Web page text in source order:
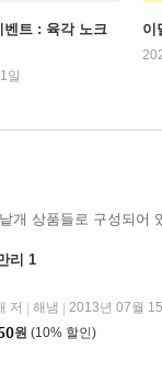
벤트 : 육각 노크
일
이
개 상품들로 구성되어
리 1
저
해냄
2013년 07월
원 (10% 할인)